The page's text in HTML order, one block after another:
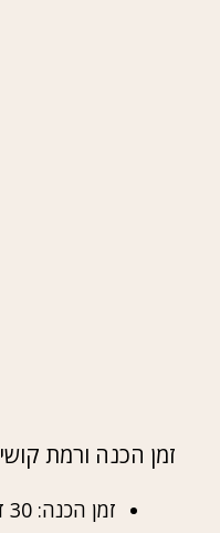
זמן הכנה ורמת קושי
זמן הכנה: 30 דקות